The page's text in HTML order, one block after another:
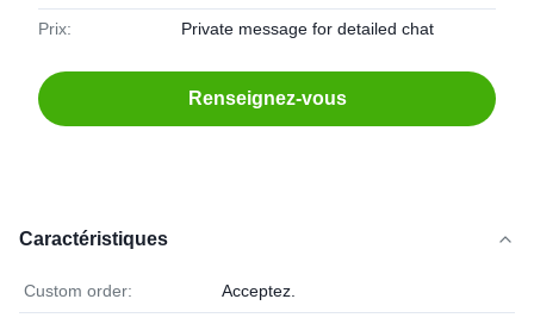
Prix: Private message for detailed chat
Renseignez-vous
Caractéristiques
Custom order: Acceptez.